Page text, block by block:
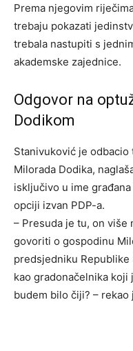
Prema njegovim
trebaju pokazati
trebala nastupiti s
akademske zajednice.
Odgovor na
Dodikom
Stanivuković je
Milorada Dodika,
isključivo u ime
opciji izvan PDP-a.
– Presuda je tu, on više
govoriti o gospodinu
predsjedniku
kao gradonačelnika koji
budem bilo čiji? –